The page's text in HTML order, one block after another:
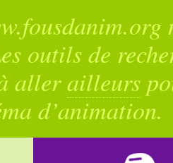
outils de
allerailleurs
d’animation.